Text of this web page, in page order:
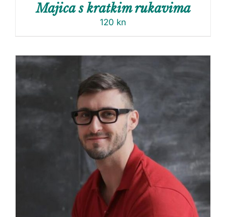
Majica s kratkim rukavima
120 kn